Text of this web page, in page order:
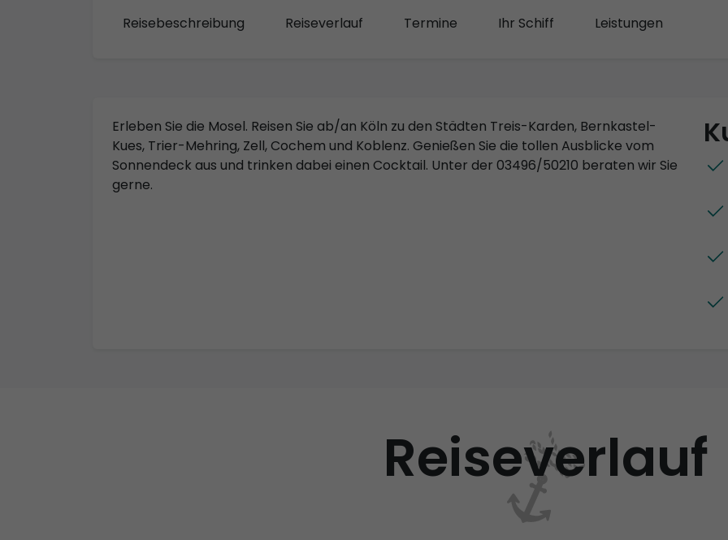
Reisebeschreibung Reiseverlauf Termine Ihr Schiff Leistungen
Erleben Sie die Mosel. Reisen Sie ab/an Köln zu den Städten Treis-Karden, Bernkastel-
Kues, Trier-Mehring, Zell, Cochem und Koblenz. Genießen Sie die tollen Ausblicke vom
Sonnendeck aus und trinken dabei einen Cocktail. Unter der 03496/50210 beraten wir Sie
gerne.
Reiseverlauf